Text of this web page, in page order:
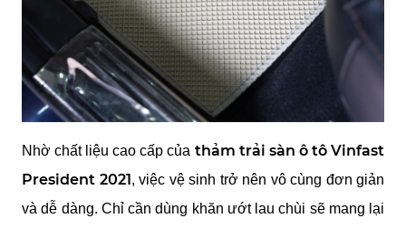
Nhờ chất liệu cao cấp của thảm trải sàn ô tô Vinfast
President 2021, việc vệ sinh trở nên vô cùng đơn giản
và dễ dàng. Chỉ cần dùng khăn ướt lau chùi sẽ mang lại